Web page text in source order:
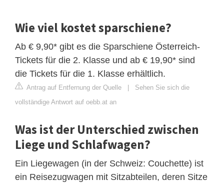
Wie viel kostet sparschiene?
Ab € 9,90* gibt es die Sparschiene Österreich-
Tickets für die 2. Klasse und ab € 19,90* sind
die Tickets für die 1. Klasse erhältlich.
Antrag auf Entfernung der Quelle
Sehen Sie sich die
vollständige Antwort auf oebb.at an
Was ist der Unterschied zwischen
Liege und Schlafwagen?
Ein Liegewagen (in der Schweiz: Couchette) ist
ein Reisezugwagen mit Sitzabteilen, deren Sitze